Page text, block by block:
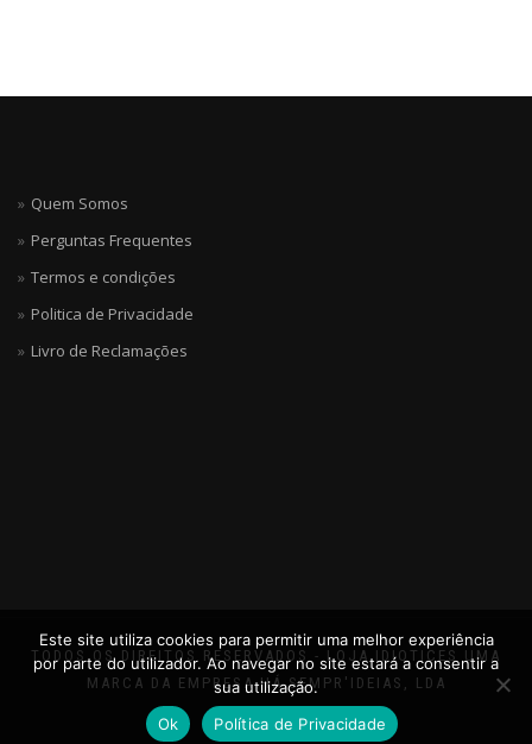
Quem Somos
Perguntas Frequentes
Termos e condições
Politica de Privacidade
Livro de Reclamações
TODOS OS DIREITOS RESERVADOS - LOJA IDIOTICES UMA
MARCA DA EMPRESA HÁ SEMPR'IDEIAS, LDA
Este site utiliza cookies para permitir uma melhor experiência
por parte do utilizador. Ao navegar no site estará a consentir a
sua utilização.
Ok
Política de Privacidade